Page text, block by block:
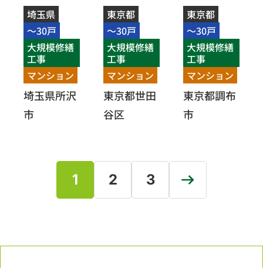
埼玉県
～30戸
大規模修繕
工事
マンション
埼玉県所沢
市
東京都
～30戸
大規模修繕
工事
マンション
東京都世田
谷区
東京都
～30戸
大規模修繕
工事
マンション
東京都調布
市
1 2 3